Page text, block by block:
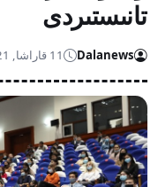
تانىستىردى
Dalanews 11 قاراشا, 2021